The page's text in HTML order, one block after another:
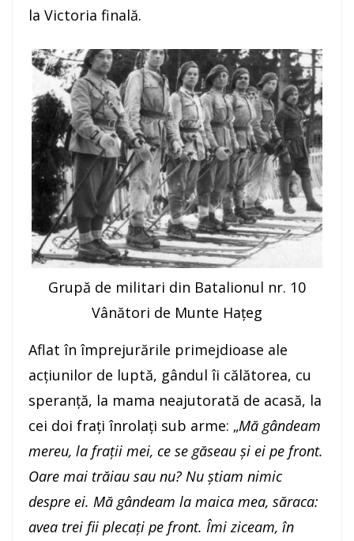
la Victoria finală.
Grupă de militari din Batalionul nr. 10
Vânători de Munte Hațeg
Aflat în împrejurările primejdioase ale
acțiunilor de luptă, gândul îi călătorea, cu
speranță, la mama neajutorată de acasă, la
cei doi frați înrolați sub arme: „Mă gândeam
mereu, la frații mei, ce se găseau și ei pe front.
Oare mai trăiau sau nu? Nu știam nimic
despre ei. Mă gândeam la maica mea, săraca:
avea trei fii plecați pe front. Îmi ziceam, în